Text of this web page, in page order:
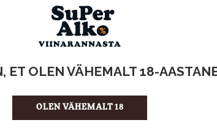
ET OLEN VÄHEMALT 18-
OLEN VÄHEMALT 18